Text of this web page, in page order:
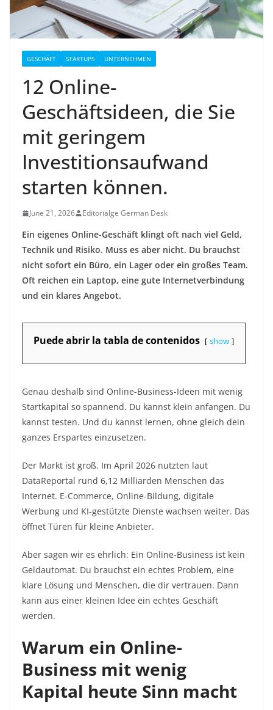
GESCHÄFT STARTUPS UNTERNEHMEN
12 Online-
Geschäftsideen, die Sie
mit geringem
Investitionsaufwand
starten können.
June 21, 2026 Editorialge German Desk
Ein eigenes Online-Geschäft klingt oft nach viel Geld,
Technik und Risiko. Muss es aber nicht. Du brauchst
nicht sofort ein Büro, ein Lager oder ein großes Team.
Oft reichen ein Laptop, eine gute Internetverbindung
und ein klares Angebot.
Puede abrir la tabla de contenidos show
Genau deshalb sind Online-Business-Ideen mit wenig
Startkapital so spannend. Du kannst klein anfangen. Du
kannst testen. Und du kannst lernen, ohne gleich dein
ganzes Erspartes einzusetzen.
Der Markt ist groß. Im April 2026 nutzten laut
DataReportal rund 6,12 Milliarden Menschen das
Internet. E-Commerce, Online-Bildung, digitale
Werbung und KI-gestützte Dienste wachsen weiter. Das
öffnet Türen für kleine Anbieter.
Aber sagen wir es ehrlich: Ein Online-Business ist kein
Geldautomat. Du brauchst ein echtes Problem, eine
klare Lösung und Menschen, die dir vertrauen. Dann
kann aus einer kleinen Idee ein echtes Geschäft
werden.
Warum ein Online-
Business mit wenig
Kapital heute Sinn macht